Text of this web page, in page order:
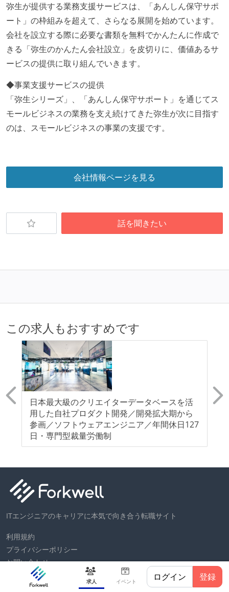
求人 イベント ログイン 登録
弥生が提供する業務支援サービスは、「あんしん保守サポ
ート」の枠組みを超えて、さらなる展開を始めています。
会社を設立する際に必要な書類を無料でかんたんに作成で
きる「弥生のかんたん会社設立」を皮切りに、価値あるサ
ービスの提供に取り組んでいきます。
◆事業支援サービスの提供
「弥生シリーズ」、「あんしん保守サポート」を通じてス
モールビジネスの業務を支え続けてきた弥生が次に目指す
のは、スモールビジネスの事業の支援です。
会社情報ページを見る
話を聞きたい
この求人もおすすめです
日本最大級のクリエイターデータベースを活
用した自社プロダクト開発／開発拡大期から
参画／ソフトウェアエンジニア／年間休日127
日・専門型裁量労働制
ITエンジニアのキャリアに本気で向き合う転職サイト
利用規約
プライバシーポリシー
お問い合わせ
運営会社